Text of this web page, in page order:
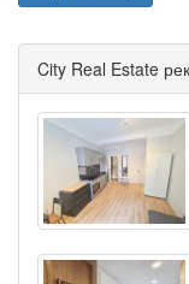
City Real Estate